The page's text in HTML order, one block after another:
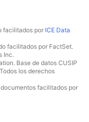
facilitados por ICE Data
facilitados por FactSet.
Inc.
Base de datos CUSIP
los derechos
facilitados por